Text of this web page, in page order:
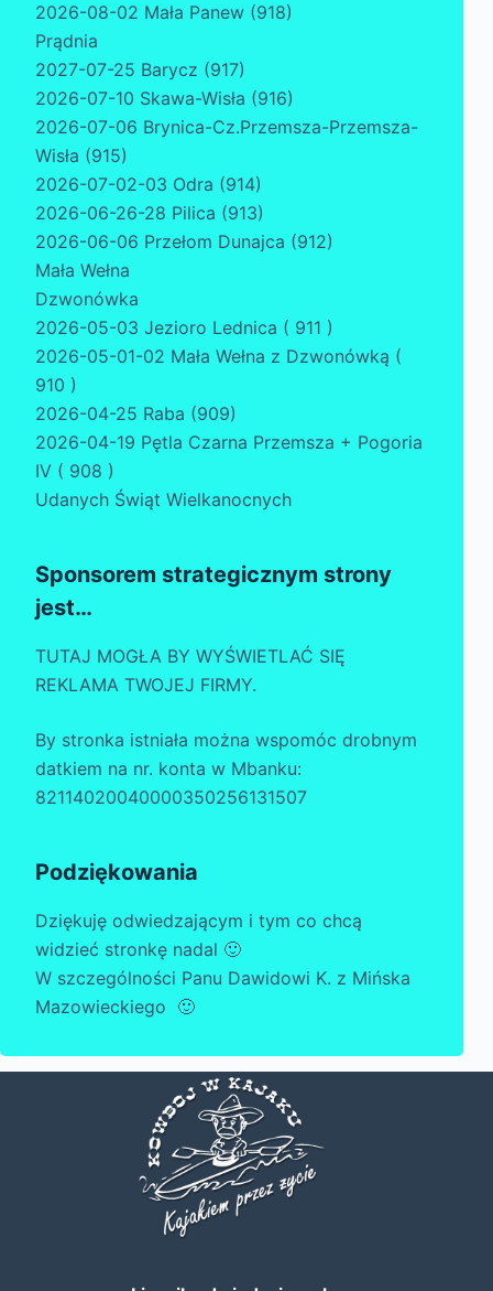
2026-08-02 Mała Panew (918)
Prądnia
2027-07-25 Barycz (917)
2026-07-10 Skawa-Wisła (916)
2026-07-06 Brynica-Cz.Przemsza-Przemsza-
Wisła (915)
2026-07-02-03 Odra (914)
2026-06-26-28 Pilica (913)
2026-06-06 Przełom Dunajca (912)
Mała Wełna
Dzwonówka
2026-05-03 Jezioro Lednica ( 911 )
2026-05-01-02 Mała Wełna z Dzwonówką (
910 )
2026-04-25 Raba (909)
2026-04-19 Pętla Czarna Przemsza + Pogoria
IV ( 908 )
Udanych Świąt Wielkanocnych
Sponsorem strategicznym strony
jest…
TUTAJ MOGŁA BY WYŚWIETLAĆ SIĘ
REKLAMA TWOJEJ FIRMY.
By stronka istniała można wspomóc drobnym
datkiem na nr. konta w Mbanku:
82114020040000350256131507
Podziękowania
Dziękuję odwiedzającym i tym co chcą
widzieć stronkę nadal 🙂
W szczególności Panu Dawidowi K. z Mińska
Mazowieckiego 🙂